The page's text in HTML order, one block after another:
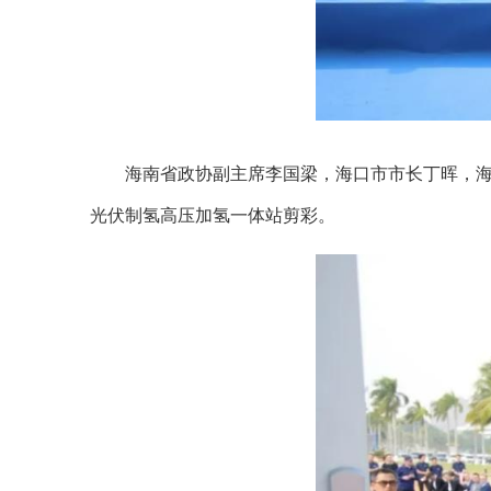
海南省政协副主席李国梁，海口市市长丁晖，
光伏制氢高压加氢一体站剪彩。